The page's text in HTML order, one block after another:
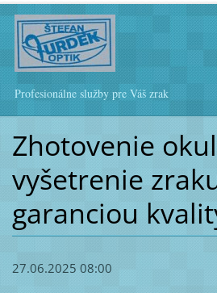
Profesionálne služby pre Váš zrak
Zhotovenie
vyšetrenie
garanciou
27.06.2025 08:00